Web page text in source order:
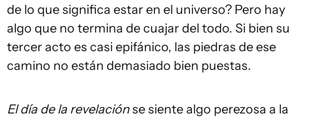
de lo que significa estar en el universo? Pero hay
algo que no termina de cuajar del todo. Si bien su
tercer acto es casi epifánico, las piedras de ese
camino no están demasiado bien puestas.
El día de la revelaciónse siente algo perezosa a la